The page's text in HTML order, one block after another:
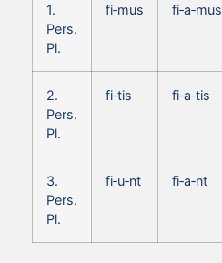
1.
Pers.
Pl.
fi‑mus fi‑a‑mus
2.
Pers.
Pl.
fi‑tis fi‑a‑tis
3.
Pers.
Pl.
fi‑u‑nt fi‑a‑nt